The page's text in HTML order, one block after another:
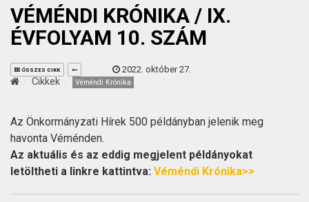
ÁLTALÁNOS SZERZŐDÉSI FELTÉTELEK
KINCSES BARANYA VÉMÉND
VÉMÉNDI KRÓNIKA / IX.
ÉVFOLYAM 10. SZÁM
ÖSSZES CIKK 2022. október 27.
Cikkek Véméndi Krónika
Az Önkormányzati Hírek 500 példányban jelenik meg
havonta Véménden.
Az aktuális és az eddig megjelent példányokat
letöltheti a linkre kattintva: Véméndi Krónika>>